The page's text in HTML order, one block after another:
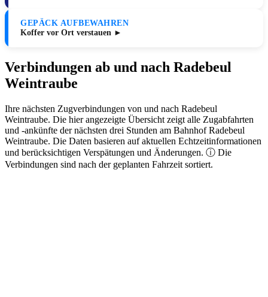
GEPÄCK AUFBEWAHREN
Koffer vor Ort verstauen ►
Verbindungen ab und nach Radebeul
Weintraube
Ihre nächsten Zugverbindungen von und nach Radebeul
Weintraube. Die hier angezeigte Übersicht zeigt alle Zugabfahrten
und -ankünfte der nächsten drei Stunden am Bahnhof Radebeul
Weintraube. Die Daten basieren auf aktuellen Echtzeitinformationen
und berücksichtigen Verspätungen und Änderungen. ⓘ Die
Verbindungen sind nach der geplanten Fahrzeit sortiert.